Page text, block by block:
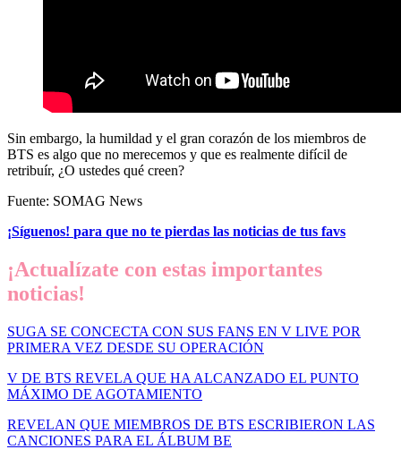
Sin embargo, la humildad y el gran corazón de los miembros de
BTS es algo que no merecemos y que es realmente difícil de
retribuír, ¿O ustedes qué creen?
Fuente: SOMAG News
¡Síguenos! para que no te pierdas las noticias de tus favs
¡Actualízate con estas importantes
noticias!
SUGA SE CONCECTA CON SUS FANS EN V LIVE POR
PRIMERA VEZ DESDE SU OPERACIÓN
V DE BTS REVELA QUE HA ALCANZADO EL PUNTO
MÁXIMO DE AGOTAMIENTO
REVELAN QUE MIEMBROS DE BTS ESCRIBIERON LAS
CANCIONES PARA EL ÁLBUM BE